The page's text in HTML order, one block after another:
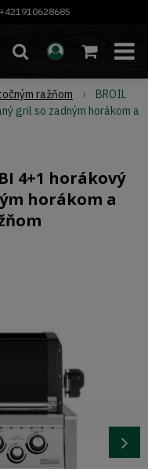
+421910628685
ražňom
BROIL
gril so zadným horákom a
4+1 horákový
horákom a